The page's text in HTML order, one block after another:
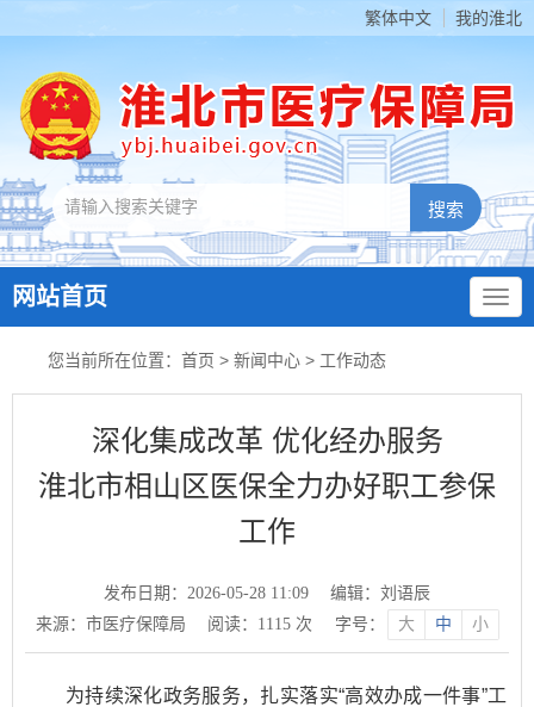
繁体中文 我的淮北
网站首页
您当前所在位置： 首页 > 新闻中心 > 工作动态
深化集成改革 优化经办服务
淮北市相山区医保全力办好职工参保
工作
发布日期：2026-05-28 11:09
编辑：刘语辰
来源：市医疗保障局
阅读： 1115次 字号： 大 中 小
为持续深化政务服务，扎实落实“高效办成一件事”工